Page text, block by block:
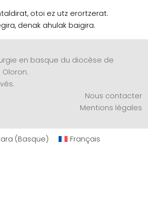
otoi ez utz erortzerat.
denak ahulak baigira.
en basque du diocèse de
Nous contacter
Mentions légales
(Basque) Français